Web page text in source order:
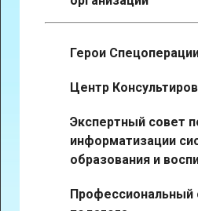
Герои
Центр
Экспертный совет
информатизации
образования и
Профессиональный